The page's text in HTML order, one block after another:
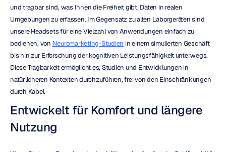
und tragbar sind, was Ihnen die Freiheit gibt, Daten in realen
Umgebungen zu erfassen. Im Gegensatz zu alten Laborgeräten sind
unsere Headsets für eine Vielzahl von Anwendungen einfach zu
bedienen, von Neuromarketing-Studien in einem simulierten Geschäft
bis hin zur Erforschung der kognitiven Leistungsfähigkeit unterwegs.
Diese Tragbarkeit ermöglicht es, Studien und Entwicklungen in
natürlicheren Kontexten durchzuführen, frei von den Einschränkungen
durch Kabel.
Entwickelt für Komfort und längere
Nutzung